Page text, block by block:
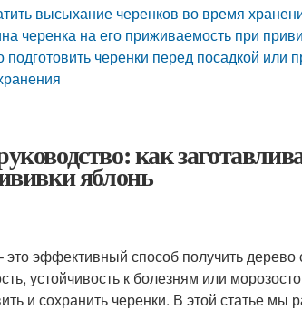
высыхание черенков во время
черенка на его приживаемость при
подготовить черенки перед посадкой или
как
яблонь
это эффективный способ получить
устойчивость к болезням или
и сохранить черенки. В этой статье мы